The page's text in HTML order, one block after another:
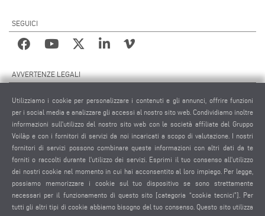
SEGUICI
AVVERTENZE LEGALI
MATERIALE GRAFICO
PROTEZIONE DEI DATI
PROTEZIONE DEI DATI INTERNAZIONALE
CONTRATTO DI MANUTENZIONE REMOTA
IMPOSTAZIONE COOKIES
CODICE DI CONDOTTA DEI FORNITORI
Utilizziamo i cookie per personalizzare i contenuti e gli annunci, offrire funzioni
per i social media e analizzare gli accessi al nostro sito web. Condividiamo inoltre
informazioni sull'utilizzo del nostro sito web con le società affiliate del Gruppo
Voilàp e con i fornitori di servizi da noi incaricati a scopo di valutazione. I nostri
fornitori di servizi possono combinare queste informazioni con altri dati da te
forniti o raccolti durante l'utilizzo dei servizi. Esprimi il tuo consenso all'utilizzo
dei nostri cookie nel momento in cui hai acconsentito al loro impiego. Per legge,
possiamo memorizzare i cookie sul tuo dispositivo se sono strettamente
necessari per il funzionamento di questo sito [categoria “cookie tecnici”]. Per
tutti gli altri tipi di cookie abbiamo bisogno del tuo consenso. Questo sito utilizza